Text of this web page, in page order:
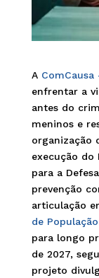
AComCausa
enfrentar a
antes do
meninos e
organização
execução do
para a
prevenção
articulação
de
para longo
de 2027,
projeto